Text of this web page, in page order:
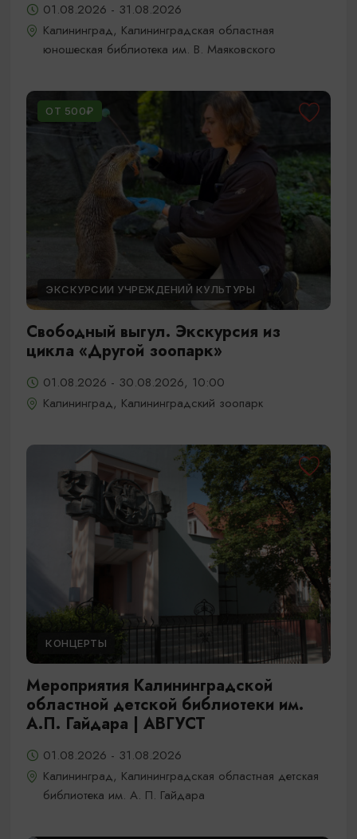
01.08.2026 - 31.08.2026
Калининград, Калининградская областная
юношеская библиотека им. В. Маяковского
ОТ 500₽
ЭКСКУРСИИ УЧРЕЖДЕНИЙ КУЛЬТУРЫ
Свободный выгул. Экскурсия из
цикла «Другой зоопарк»
01.08.2026 - 30.08.2026, 10:00
Калининград, Калининградский зоопарк
КОНЦЕРТЫ
Мероприятия Калининградской
областной детской библиотеки им.
А.П. Гайдара | АВГУСТ
01.08.2026 - 31.08.2026
Калининград, Калининградская областная детская
библиотека им. А. П. Гайдара